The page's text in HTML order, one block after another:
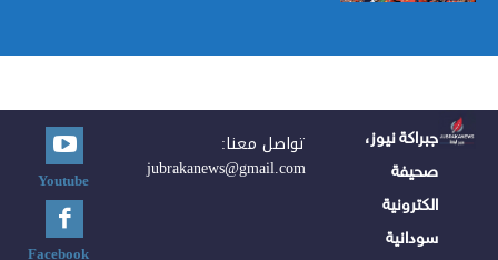
جبراكة نيوز،
صحيفة
الكترونية
سودانية
تواصل معنا:
jubrakanews@gmail.com
Youtube
Facebook